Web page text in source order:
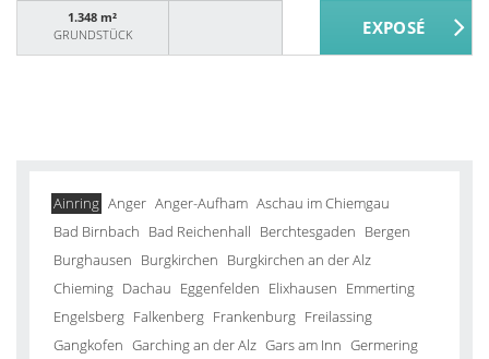
1.348 m²
GRUNDSTÜCK
Ainring Anger Anger-Aufham Aschau im Chiemgau
Bad Birnbach Bad Reichenhall Berchtesgaden Bergen
Burghausen Burgkirchen Burgkirchen an der Alz
Chieming Dachau Eggenfelden Elixhausen Emmerting
Engelsberg Falkenberg Frankenburg Freilassing
Gangkofen Garching an der Alz Gars am Inn Germering